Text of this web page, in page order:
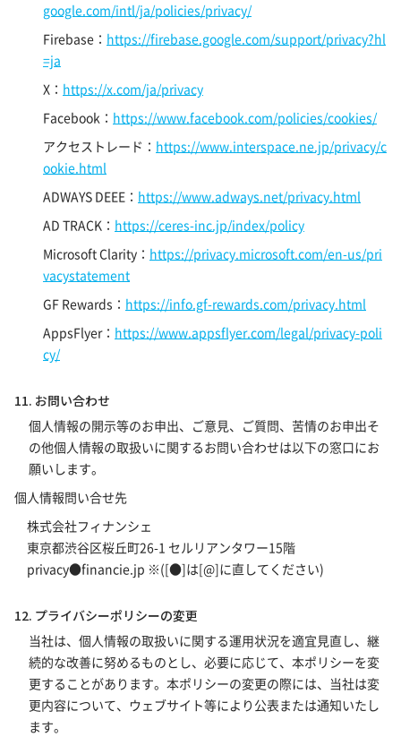
google.com/intl/ja/policies/privacy/
Firebase： https://firebase.google.com/support/privacy?hl
=ja
X： https://x.com/ja/privacy
Facebook： https://www.facebook.com/policies/cookies/
アクセストレード： https://www.interspace.ne.jp/privacy/c
ookie.html
ADWAYS DEEE： https://www.adways.net/privacy.html
AD TRACK： https://ceres-inc.jp/index/policy
Microsoft Clarity： https://privacy.microsoft.com/en-us/pri
vacystatement
GF Rewards： https://info.gf-rewards.com/privacy.html
AppsFlyer： https://www.appsflyer.com/legal/privacy-poli
cy/
11. お問い合わせ
個人情報の開示等のお申出、ご意見、ご質問、苦情のお申出そ
の他個人情報の取扱いに関するお問い合わせは以下の窓口にお
願いします。
個人情報問い合せ先
株式会社フィナンシェ
東京都渋谷区桜丘町26-1 セルリアンタワー15階
privacy●financie.jp ※([●]は[@]に直してください)
12. プライバシーポリシーの変更
当社は、個人情報の取扱いに関する運用状況を適宜見直し、継
続的な改善に努めるものとし、必要に応じて、本ポリシーを変
更することがあります。本ポリシーの変更の際には、当社は変
更内容について、ウェブサイト等により公表または通知いたし
ます。